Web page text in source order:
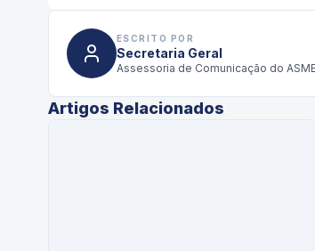
ESCRITO POR
Secretaria Geral
Assessoria de Comunicação do
Artigos Relacionados